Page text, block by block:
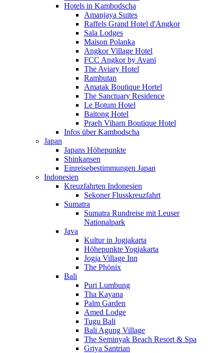
Hotels in Kambodscha
Amanjaya Suites
Raffels Grand Hotel d'Angkor
Sala Lodges
Maison Polanka
Angkor Village Hotel
FCC Angkor by Avani
The Aviary Hotel
Rambutan
Amatak Boutique Hortel
The Sanctuary Residence
Le Botum Hotel
Baitong Hotel
Praeh Viharn Boutique Hotel
Infos über Kambodscha
Japan
Japans Höhepunkte
Shinkansen
Einreisebestimmungen Japan
Indonesien
Kreuzfahrten Indonesien
Sekoner Flusskreuzfahrt
Sumatra
Sumatra Rundreise mit Leuser
Nationalpark
Java
Kultur in Jogjakarta
Höhepunkte Yogjakarta
Jogja Village Inn
The Phönix
Bali
Puri Lumbung
Tha Kayana
Palm Garden
Amed Lodge
Tugu Bali
Bali Agung Village
The Seminyak Beach Resort & Spa
Griya Santrian